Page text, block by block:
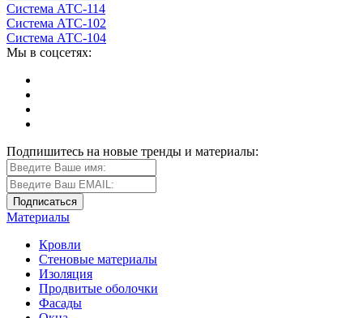
Система АТС-114
Система АТС-102
Система АТС-104
Мы в соцсетях:
Подпишитесь на новые тренды и материалы:
Материалы
Кровли
Стеновые материалы
Изоляция
Продвитые оболочки
Фасады